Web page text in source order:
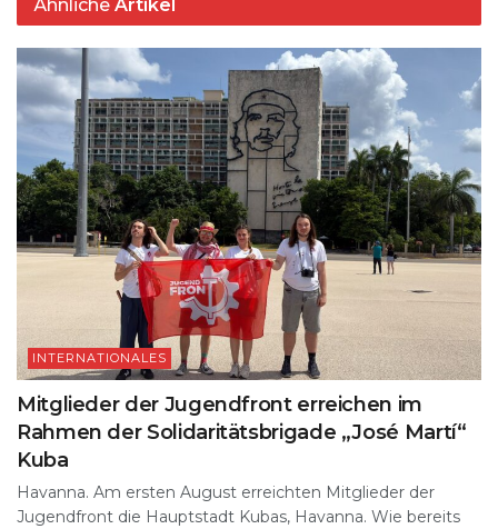
Ähnliche Artikel
INTERNATIONALES
Mitglieder der Jugendfront erreichen im
Rahmen der Solidaritätsbrigade „José Martí“
Kuba
Havanna. Am ersten August erreichten Mitglieder der
Jugendfront die Hauptstadt Kubas, Havanna. Wie bereits